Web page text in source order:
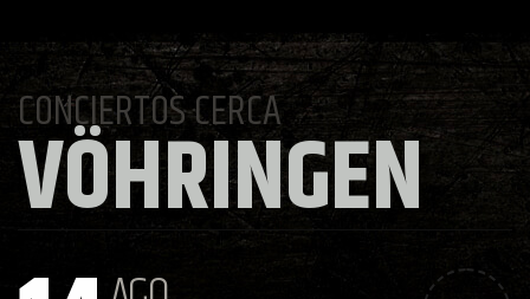
CONCIERTOS CERCA
VÖHRINGEN